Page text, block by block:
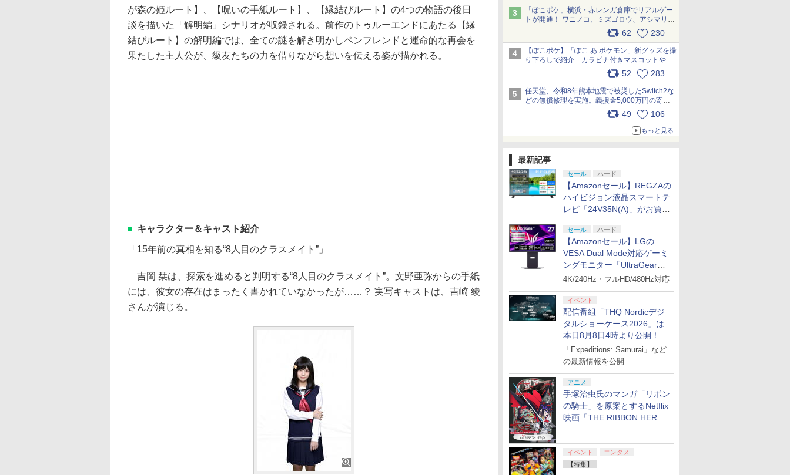
「ぽこポケ」横浜・赤レンガ倉庫でリアルゲー
トが開通！ ワニノコ、ミズゴロウ、アシマリ登
場シーンをレポート pic.x.com/LDgEByVl6D
62 230
【ぽこポケ】「ぽこ あ ポケモン」新グッズを撮
り下ろしで紹介 カラビナ付きマスコットやス
52 283
任天堂、令和8年熊本地震で被災したSwitch2な
どの無償修理を実施。義援金5,000万円の寄付
も発表 pic.x.com/BAYsMfUfUC
49 106
もっと見る
最新記事
セール ハード
【Amazonセール】REGZAの
ハイビジョン液晶スマートテ
レビ「24V35N(A)」がお買い
得！
セール ハード
【Amazonセール】LGの
VESA Dual Mode対応ゲーミ
ングモニター「UltraGear
27G850A-B」がお買い得！
4K/240Hz・フルHD/480Hz対応
イベント
配信番組「THQ Nordicデジ
タルショーケース2026」は
本日8月8日4時より公開！
「Expeditions: Samurai」など
の最新情報を公開
アニメ
手塚治虫氏のマンガ「リボン
の騎士」を原案とするNetflix
映画「THE RIBBON HERO
イベント
エンタメ
【特集】
が森の姫ルート】、【呪いの手紙ルート】、【縁結びルート】の4つの物語の後日
談を描いた「解明編」シナリオが収録される。前作のトゥルーエンドにあたる【縁
結びルート】の解明編では、全ての謎を解き明かしペンフレンドと運命的な再会を
果たした主人公が、級友たちの力を借りながら想いを伝える姿が描かれる。
キャラクター＆キャスト紹介
「15年前の真相を知る“8人目のクラスメイト”」
吉岡 栞は、探索を進めると判明する“8人目のクラスメイト”。文野亜弥からの手紙
には、彼女の存在はまったく書かれていなかったが……？ 実写キャストは、吉崎 綾
さんが演じる。